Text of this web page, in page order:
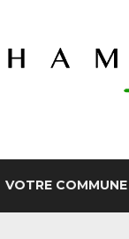
VOTRE COMMUNE